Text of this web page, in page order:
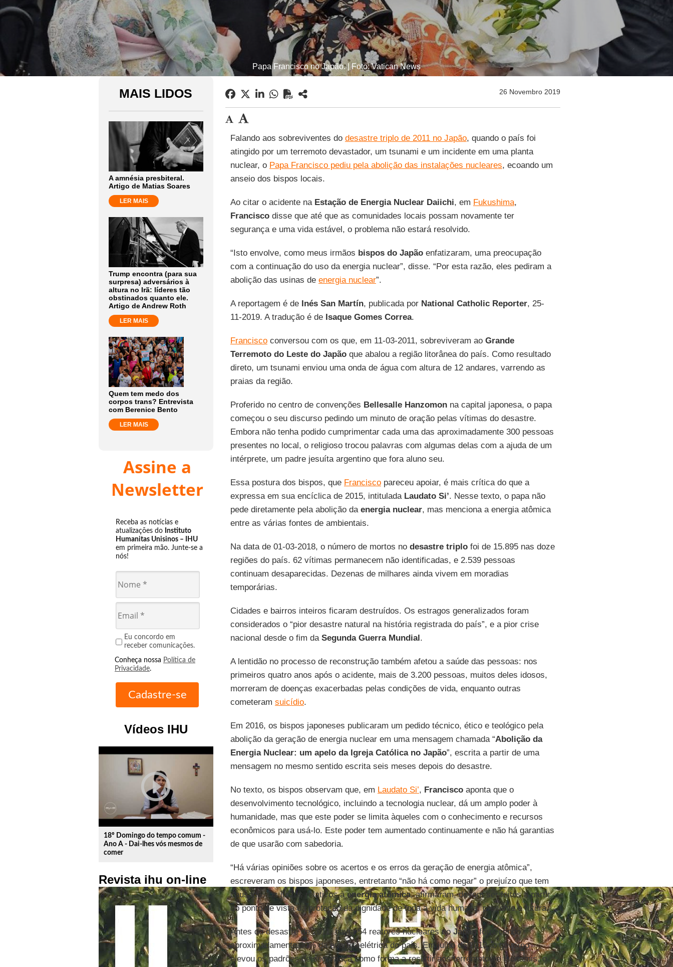
Papa Francisco no Japão. | Foto: Vatican News
MAIS LIDOS
A amnésia presbiteral.
Artigo de Matias Soares
LER MAIS
Trump encontra (para sua
surpresa) adversários à
altura no Irã: líderes tão
obstinados quanto ele.
Artigo de Andrew Roth
LER MAIS
Quem tem medo dos
corpos trans? Entrevista
com Berenice Bento
LER MAIS
Assine a
Newsletter
Receba as notícias e
atualizações do Instituto
Humanitas Unisinos – IHU
em primeira mão. Junte-se a
nós!
Eu concordo em
receber comunicações.
Conheça nossa Política de
Privacidade.
Vídeos IHU
play_circle_outline
18º Domingo do tempo comum -
Ano A - Dai-lhes vós mesmos de
comer
Revista ihu on-line
26 Novembro 2019
Falando aos sobreviventes do desastre triplo de 2011 no Japão, quando o país foi
atingido por um terremoto devastador, um tsunami e um incidente em uma planta
nuclear, o Papa Francisco pediu pela abolição das instalações nucleares, ecoando um
anseio dos bispos locais.
Ao citar o acidente naEstação de Energia Nuclear Daiichi, em Fukushima,
Franciscodisse que até que as comunidades locais possam novamente ter
segurança e uma vida estável, o problema não estará resolvido.
“Isto envolve, como meus irmãos bispos do Japãoenfatizaram, uma preocupação
com a continuação do uso da energia nuclear”, disse. “Por esta razão, eles pediram a
abolição das usinas de energia nuclear”.
A reportagem é de Inés San Martín, publicada por National Catholic Reporter, 25-
11-2019. A tradução é de Isaque Gomes Correa.
Franciscoconversou com os que, em 11-03-2011, sobreviveram ao Grande
Terremoto do Leste do Japãoque abalou a região litorânea do país. Como resultado
direto, um tsunami enviou uma onda de água com altura de 12 andares, varrendo as
praias da região.
Proferido no centro de convenções Bellesalle Hanzomonna capital japonesa, o papa
começou o seu discurso pedindo um minuto de oração pelas vítimas do desastre.
Embora não tenha podido cumprimentar cada uma das aproximadamente 300 pessoas
presentes no local, o religioso trocou palavras com algumas delas com a ajuda de um
intérprete, um padre jesuíta argentino que fora aluno seu.
Essa postura dos bispos, que Franciscopareceu apoiar, é mais crítica do que a
expressa em sua encíclica de 2015, intitulada Laudato Si’. Nesse texto, o papa não
pede diretamente pela abolição da energia nuclear, mas menciona a energia atômica
entre as várias fontes de ambientais.
Na data de 01-03-2018, o número de mortos no desastre triplofoi de 15.895 nas doze
regiões do país. 62 vítimas permanecem não identificadas, e 2.539 pessoas
continuam desaparecidas. Dezenas de milhares ainda vivem em moradias
temporárias.
Cidades e bairros inteiros ficaram destruídos. Os estragos generalizados foram
considerados o “pior desastre natural na história registrada do país”, e a pior crise
nacional desde o fim da Segunda Guerra Mundial.
A lentidão no processo de reconstrução também afetou a saúde das pessoas: nos
primeiros quatro anos após o acidente, mais de 3.200 pessoas, muitos deles idosos,
morreram de doenças exacerbadas pelas condições de vida, enquanto outras
cometeram suicídio.
Em 2016, os bispos japoneses publicaram um pedido técnico, ético e teológico pela
abolição da geração de energia nuclear em uma mensagem chamada “Abolição da
Energia Nuclear: um apelo da Igreja Católica no Japão”, escrita a partir de uma
mensagem no mesmo sentido escrita seis meses depois do desastre.
No texto, os bispos observam que, em Laudato Si’, Franciscoaponta que o
desenvolvimento tecnológico, incluindo a tecnologia nuclear, dá um amplo poder à
humanidade, mas que este poder se limita àqueles com o conhecimento e recursos
econômicos para usá-lo. Este poder tem aumentado continuamente e não há garantias
de que usarão com sabedoria.
“Há várias opiniões sobre os acertos e os erros da geração de energia atômica”,
escreveram os bispos japoneses, entretanto “não há como negar” o prejuízo que tem
causado. Os juízos relativos àenergia atômica, afirmaram, devem ser feitos a partir
do ponto de vista da proteção da dignidade de toda a vida humana, presente e futura.
Antes do desastre de 2011, havia 54 reatores nucleares noJapãofornecendo
aproximadamente 30% da energia elétrica do país. Em julho de 2013, o governo
elevou os padrões de segurança como forma a resistir aos terremotos e tsunamis, o